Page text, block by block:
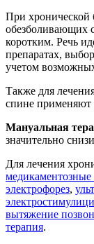
При хронической
обезболивающих
коротким. Речь
препаратах,
учетом
Также для
спине применяют
Мануальная
значительно
Для лечения
электрофорез,
вытяжение
терапия.